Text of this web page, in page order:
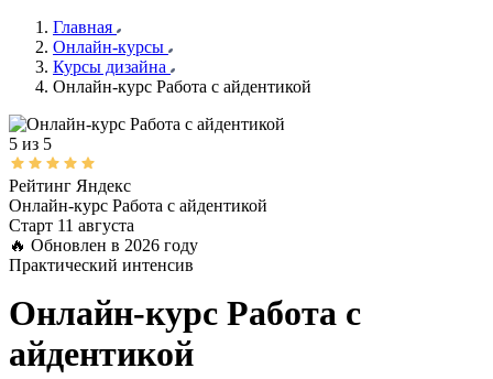
Главная
Онлайн-курсы
Курсы дизайна
Онлайн-курс Работа с айдентикой
5 из 5
Рейтинг Яндекс
Онлайн-курс Работа с айдентикой
Старт 11 августа
🔥 Обновлен в 2026 году
Практический интенсив
Онлайн-курс Работа с
айдентикой